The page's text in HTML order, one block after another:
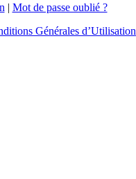
| Mot de passe oublié ?
Générales d’Utilisation